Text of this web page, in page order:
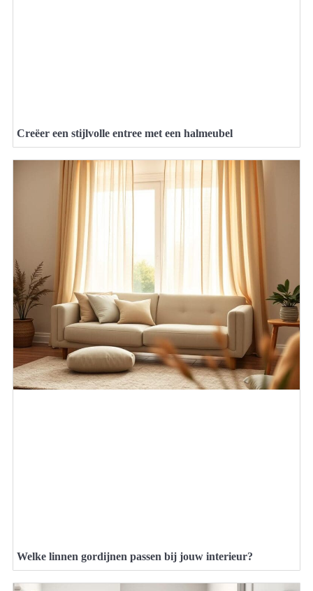
Creëer een stijlvolle entree met een halmeubel
Welke linnen gordijnen passen bij jouw interieur?